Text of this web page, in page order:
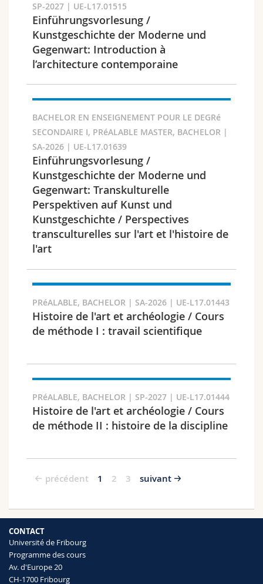
SP-2027 | UE-L17.01515
Einführungsvorlesung /
Kunstgeschichte der Moderne und
Gegenwart: Introduction à
l’architecture contemporaine
BACHELOR EN ENSEIGNEMENT POUR LE DEGRé
SECONDAIRE I, PRéALABLE MASTER, BACHELOR |
SA-2026 | UE-L17.01639
Einführungsvorlesung /
Kunstgeschichte der Moderne und
Gegenwart: Transkulturelle
Perspektiven auf Kunst und
Kunstgeschichte / Perspectives
transculturelles sur l'art et l'histoire de
l'art
PRéALABLE, BACHELOR | SA-2026 | UE-L17.01443
Histoire de l'art et archéologie / Cours
de méthode I : travail scientifique
PRéALABLE, BACHELOR | SP-2027 | UE-L17.01444
Histoire de l'art et archéologie / Cours
de méthode II : histoire de la discipline
précédent 1 2 3 suivant
CONTACT
Université de Fribourg
Programme des cours
Av. d'Europe 20
CH-1700 Fribourg